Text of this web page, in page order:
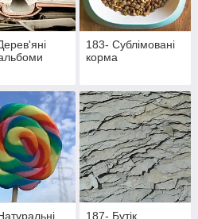
183- Сублімовані
корма
187- Бутік